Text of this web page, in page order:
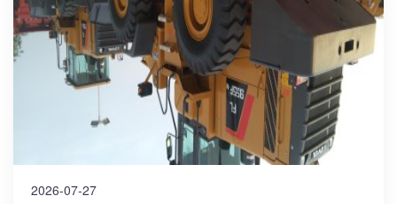
2026-07-27